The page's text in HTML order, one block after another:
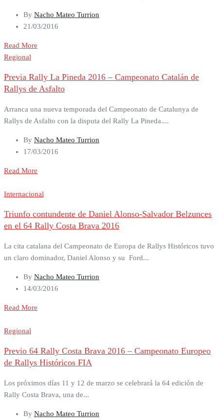
By Nacho Mateo Turrion
21/03/2016
Read More
Regional
Previa Rally La Pineda 2016 – Campeonato Catalán de
Rallys de Asfalto
Arranca una nueva temporada del Campeonato de Catalunya de
Rallys de Asfalto con la disputa del Rally La Pineda....
By Nacho Mateo Turrion
17/03/2016
Read More
Internacional
Triunfo contundente de Daniel Alonso-Salvador Belzunces
en el 64 Rally Costa Brava 2016
La cita catalana del Campeonato de Europa de Rallys Históricos tuvo
un claro dominador, Daniel Alonso y su Ford...
By Nacho Mateo Turrion
14/03/2016
Read More
Regional
Previo 64 Rally Costa Brava 2016 – Campeonato Europeo
de Rallys Históricos FIA
Los próximos días 11 y 12 de marzo se celebrará la 64 edición de
Rally Costa Brava, una de...
By Nacho Mateo Turrion